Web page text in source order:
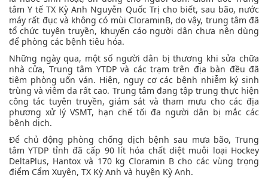
tâm Y tế TX Kỳ Anh Nguyễn Quốc Trị cho biết, sau bão, nước
máy rất đục và không có mùi CloraminB, do vậy, trung tâm đã
tổ chức tuyên truyền, khuyến cáo người dân chưa nên dùng
để phòng các bệnh tiêu hóa.
Những ngày qua, một số người dân bị thương khi sửa chữa
nhà cửa, Trung tâm YTDP và các trạm trên địa bàn đều đã
tiêm phòng uốn ván. Hiện, nguy cơ các bệnh nhiễm ký sinh
trùng và viêm da rất cao. Trung tâm đang tập trung thực hiện
công tác tuyên truyền, giám sát và tham mưu cho các địa
phương xử lý VSMT, hạn chế tối đa người dân bị mắc các
bệnh dịch.
Để chủ động phòng chống dịch bệnh sau mưa bão, Trung
tâm YTDP tỉnh đã cấp 90 lít hóa chất diệt muỗi loại Hockey
DeltaPlus, Hantox và 170 kg Cloramin B cho các vùng trọng
điểm Cẩm Xuyên, TX Kỳ Anh và huyện Kỳ Anh.